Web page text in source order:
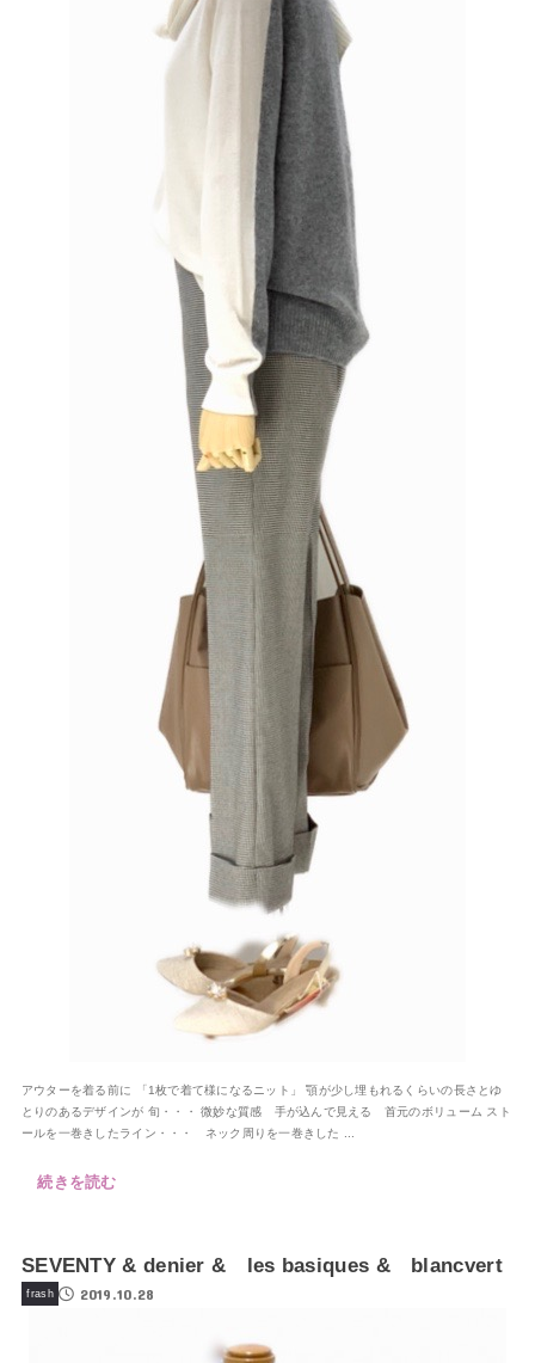
アウターを着る前に 「1枚で着て様になるニット」 顎が少し埋もれるくらいの長さとゆ
とりのあるデザインが 旬・・・ 微妙な質感 手が込んで見える 首元のボリューム スト
ールを一巻きしたライン・・・ ネック周りを一巻きした ...
続きを読む
SEVENTY & denier & les basiques & blancvert
frash 2019.10.28